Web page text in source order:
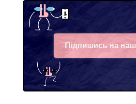
Підпишись на наш
Telegram